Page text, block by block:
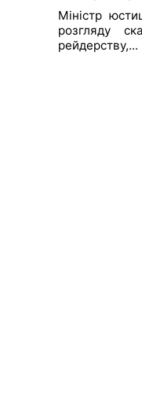
Міністр
розгляду
рейдерству,...